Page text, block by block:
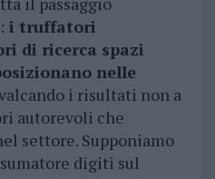
i truffatori
di ricerca spazi
nelle
i risultati non a
autorevoli che
settore. Supponiamo
digiti sul